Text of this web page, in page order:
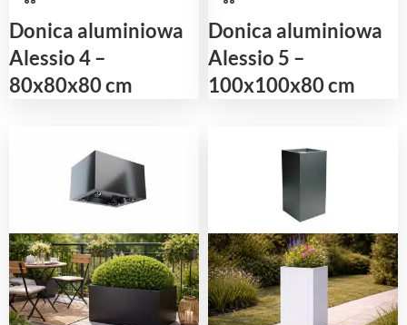
Donica aluminiowa
Alessio 4 –
80x80x80 cm
Donica aluminiowa
Alessio 5 –
100x100x80 cm